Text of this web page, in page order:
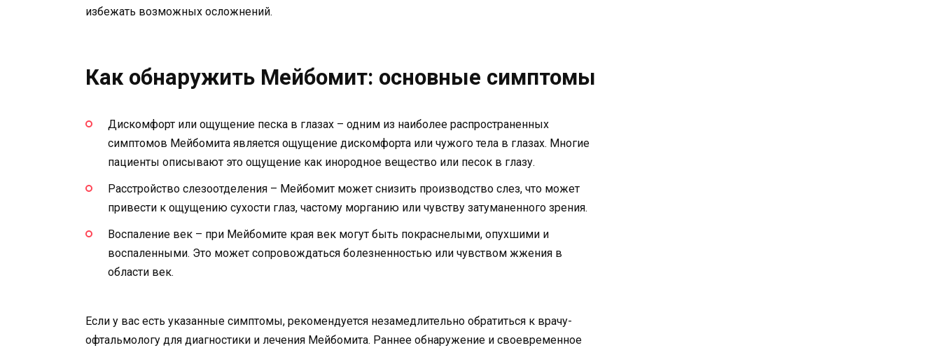
избежать возможных осложнений.
Как обнаружить Мейбомит: основные симптомы
Дискомфорт или ощущение песка в глазах – одним из наиболее распространенных
симптомов Мейбомита является ощущение дискомфорта или чужого тела в глазах. Многие
пациенты описывают это ощущение как инородное вещество или песок в глазу.
Расстройство слезоотделения – Мейбомит может снизить производство слез, что может
привести к ощущению сухости глаз, частому морганию или чувству затуманенного зрения.
Воспаление век – при Мейбомите края век могут быть покраснелыми, опухшими и
воспаленными. Это может сопровождаться болезненностью или чувством жжения в
области век.
Если у вас есть указанные симптомы, рекомендуется незамедлительно обратиться к врачу-
офтальмологу для диагностики и лечения Мейбомита. Раннее обнаружение и своевременное